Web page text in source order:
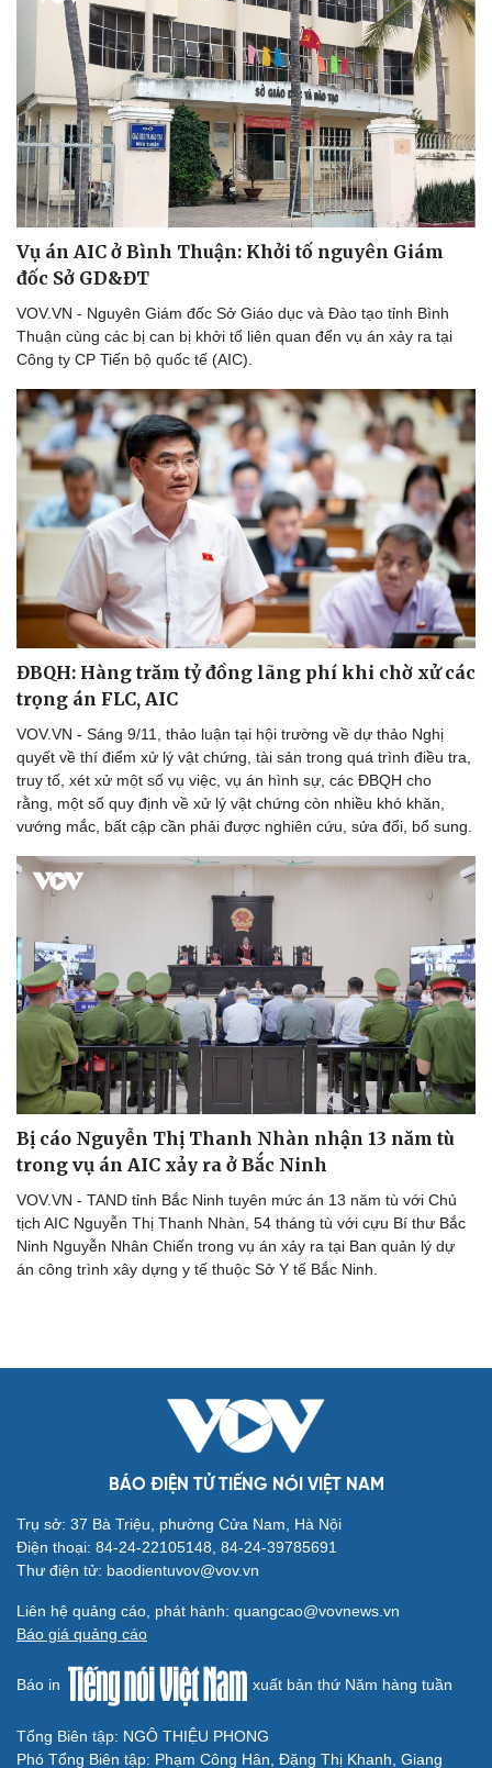
Du lịch
Tư vấn
Săn Tour
check-in
Podcast
Câu chuyện thời sự
Đọc truyện đêm khuya
Cửa sổ tình yêu
Kể chuyện cho bé
Hạt giống tâm hồn
Vụ án AIC ở Bình Thuận: Khởi tố nguyên Giám
đốc Sở GD&ĐT
VOV.VN - Nguyên Giám đốc Sở Giáo dục và Đào tạo tỉnh Bình
Thuận cùng các bị can bị khởi tố liên quan đến vụ án xảy ra tại
Công ty CP Tiến bộ quốc tế (AIC).
ĐBQH: Hàng trăm tỷ đồng lãng phí khi chờ xử các
trọng án FLC, AIC
VOV.VN - Sáng 9/11, thảo luận tại hội trường về dự thảo Nghị
quyết về thí điểm xử lý vật chứng, tài sản trong quá trình điều tra,
truy tố, xét xử một số vụ việc, vụ án hình sự, các ĐBQH cho
rằng, một số quy định về xử lý vật chứng còn nhiều khó khăn,
vướng mắc, bất cập cần phải được nghiên cứu, sửa đổi, bổ sung.
Bị cáo Nguyễn Thị Thanh Nhàn nhận 13 năm tù
trong vụ án AIC xảy ra ở Bắc Ninh
VOV.VN - TAND tỉnh Bắc Ninh tuyên mức án 13 năm tù với Chủ
tịch AIC Nguyễn Thị Thanh Nhàn, 54 tháng tù với cựu Bí thư Bắc
Ninh Nguyễn Nhân Chiến trong vụ án xảy ra tại Ban quản lý dự
án công trình xây dựng y tế thuộc Sở Y tế Bắc Ninh.
BÁO ĐIỆN TỬ TIẾNG NÓI VIỆT NAM
Trụ sở: 37 Bà Triệu, phường Cửa Nam, Hà Nội
Điện thoại: 84-24-22105148, 84-24-39785691
Thư điện tử: baodientuvov@vov.vn
Liên hệ quảng cáo, phát hành: quangcao@vovnews.vn
Báo giá quảng cáo
Báo in xuất bản thứ Năm hàng tuần
Tổng Biên tập: NGÔ THIỆU PHONG
Phó Tổng Biên tập: Phạm Công Hân, Đặng Thị Khanh, Giang